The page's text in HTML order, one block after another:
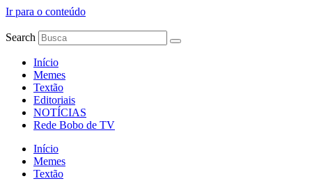
Ir para o conteúdo
Search
Início
Memes
Textão
Editoriais
NOTÍCIAS
Rede Bobo de TV
Início
Memes
Textão